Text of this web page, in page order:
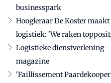
businesspark
Hoogleraar De Koster
logistiek: 'We raken
Logistieke dienstverlening -
magazine
'Faillissement